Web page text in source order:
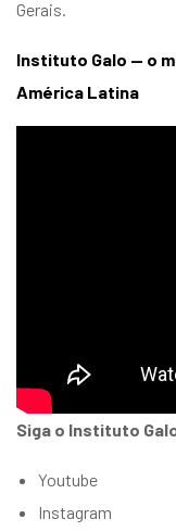
Gerais.
Instituto Galo — o
América Latina
Siga o Instituto
Youtube
Instagram